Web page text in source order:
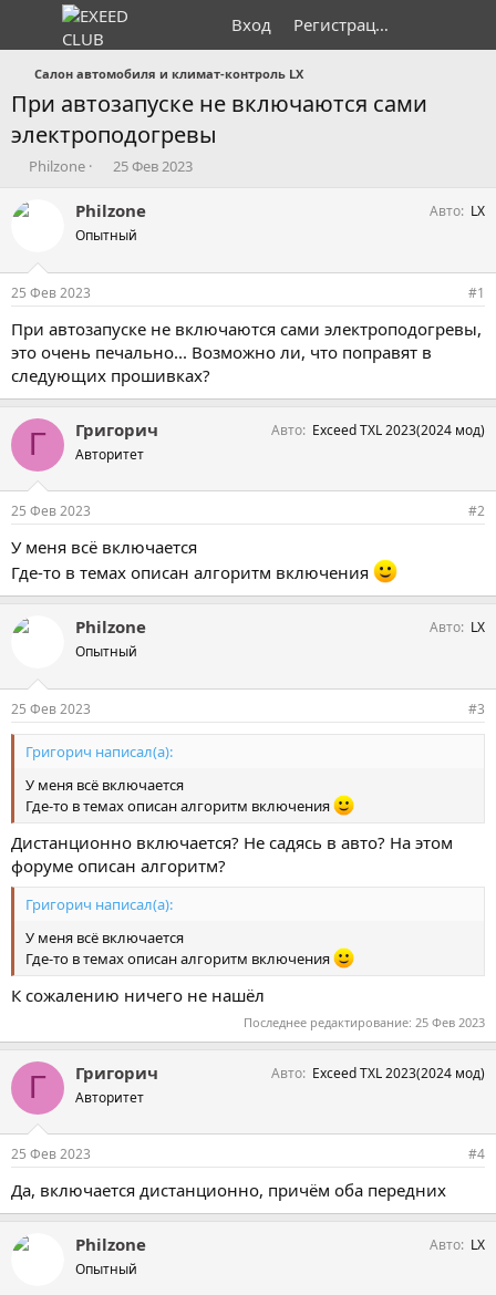
Вход Регистрация
Салон автомобиля и климат-контроль LX
При автозапуске не включаются сами
электроподогревы
А
т
т
е
м
ы
Philzone
Д
т
н
а
л
а
25 Фев 2023
Philzone
Опытный
Авто LX
25 Фев 2023 #1
При автозапуске не включаются сами электроподогревы,
это очень печально... Возможно ли, что поправят в
следующих прошивках?
Г Григорич
Авторитет
Авто Exceed TXL 2023(2024 мод)
25 Фев 2023 #2
У меня всё включается
Где-то в темах описан алгоритм включения
Philzone
Опытный
Авто LX
25 Фев 2023 #3
Григорич написал(а):
У меня всё включается
Где-то в темах описан алгоритм включения
Дистанционно включается? Не садясь в авто? На этом
форуме описан алгоритм?
Григорич написал(а):
У меня всё включается
Где-то в темах описан алгоритм включения
К сожалению ничего не нашёл
Последнее редактирование: 25 Фев 2023
Г Григорич
Авторитет
Авто Exceed TXL 2023(2024 мод)
25 Фев 2023 #4
Да, включается дистанционно, причём оба передних
Philzone
Опытный
Авто LX